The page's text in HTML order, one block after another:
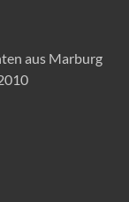
aus Marburg